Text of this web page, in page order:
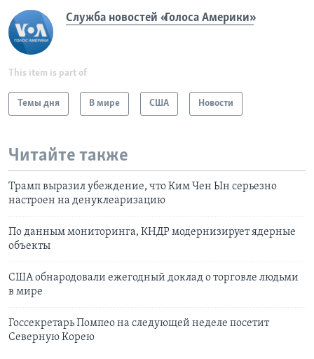
Служба новостей «Голоса Америки»
This item is part of
Темы дня В мире США Новости
Читайте также
Трамп выразил убеждение, что Ким Чен Ын серьезно
настроен на денуклеаризацию
По данным мониторинга, КНДР модернизирует ядерные
объекты
США обнародовали ежегодный доклад о торговле людьми
в мире
Госсекретарь Помпео на следующей неделе посетит
Северную Корею